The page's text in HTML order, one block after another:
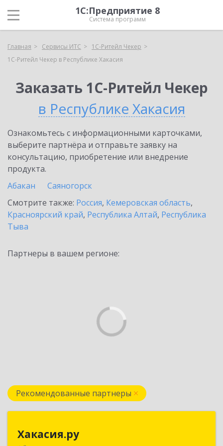
1С:Предприятие 8
Система программ
Главная Сервисы ИТС
1C-Ритейл Чекер
1C-Ритейл Чекер в Республике Хакасия
Заказать 1C-Ритейл Чекер
в Республике Хакасия
Ознакомьтесь с информационными карточками,
выберите партнёра и отправьте заявку на
консультацию, приобретение или внедрение
продукта.
Абакан
Саяногорск
Смотрите также: Россия, Кемеровская область,
Красноярский край, Республика Алтай, Республика
Тыва
Партнеры в вашем регионе:
Рекомендованные партнеры
Хакасия.ру